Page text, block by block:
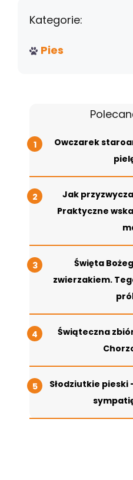
Kategorie:
Pies
Owczarek
Jak
Praktyczne
Święta
zwierzakiem.
Świąteczna
Słodziutkie pieski